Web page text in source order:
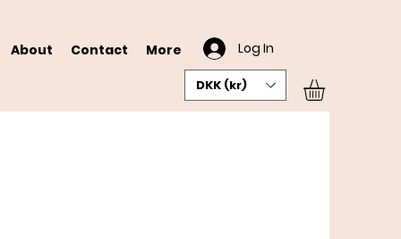
About Contact More Log In
DKK (kr)